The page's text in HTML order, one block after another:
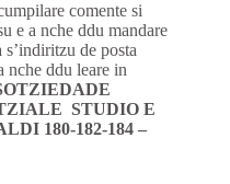
comente si
e a nche ddu mandare
s’indiritzu de posta
nche ddu leare in
STUDIO E
180-182-184 –